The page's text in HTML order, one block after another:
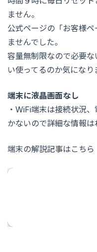
ません。
公式ページの「お客様
ませんでした。
容量無制限なので必要
い使ってるのか気になり
端末に液晶画面なし
・WiFi端末は接続状況
かないので詳細な情報は
端末の解説記事はこちら